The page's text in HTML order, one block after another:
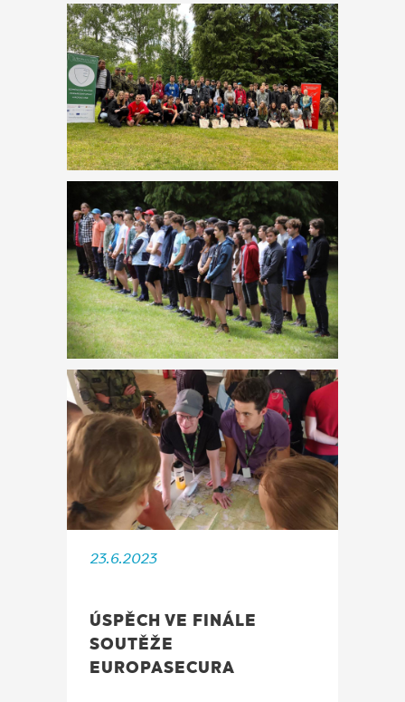
23.6.2023
ÚSPĚCH VE FINÁLE
SOUTĚŽE
EUROPASECURA